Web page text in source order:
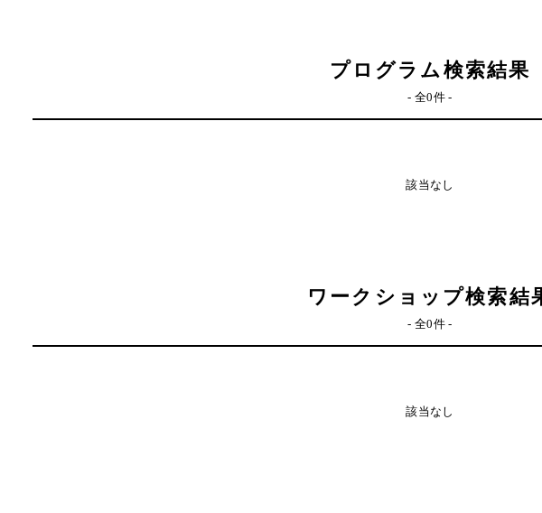
プログラム検索結果
- 全0件 -
該当なし
ワークショップ検索結
- 全0件 -
該当なし